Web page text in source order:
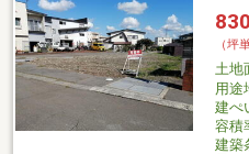
＊上水宅内引込有/浄化槽エリア(
地に高低差あり。土留め設置等の
ださい。
830
（坪
土地
用途
建ぺ
容積
建築